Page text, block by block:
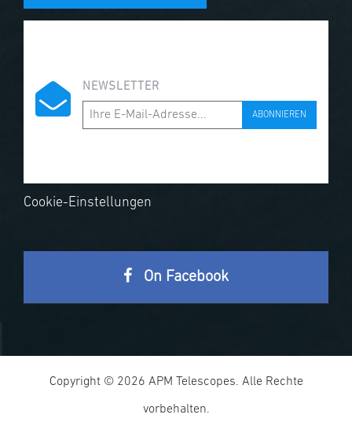
NEWSLETTER
ABONNIEREN
Cookie-Einstellungen
On Facebook
Copyright © 2026 APM Telescopes. Alle Rechte
vorbehalten.